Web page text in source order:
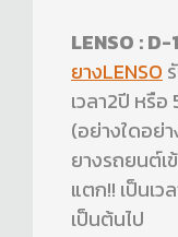
LENSO : D-
ยางLENSO
เวลา2ปี หรื
(อย่างใดอย่
ยางรถยนต์
แตก!! เป็นเ
เป็นต้นไป